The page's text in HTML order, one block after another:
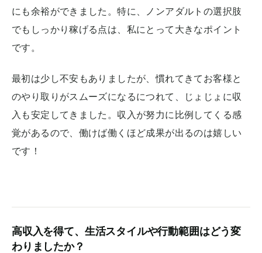
にも余裕ができました。特に、ノンアダルトの選択肢
でもしっかり稼げる点は、私にとって大きなポイント
です。
最初は少し不安もありましたが、慣れてきてお客様と
のやり取りがスムーズになるにつれて、じょじょに収
入も安定してきました。収入が努力に比例してくる感
覚があるので、働けば働くほど成果が出るのは嬉しい
です！
高収入を得て、生活スタイルや行動範囲はどう変
わりましたか？